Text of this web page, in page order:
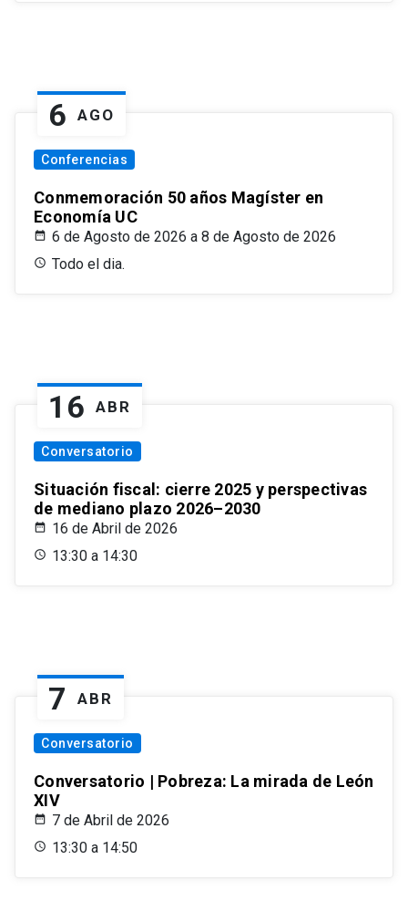
6 AGO
Conferencias
Conmemoración 50 años Magíster en
Economía UC
6 de Agosto de 2026 a 8 de Agosto de 2026
Todo el dia.
16 ABR
Conversatorio
Situación fiscal: cierre 2025 y perspectivas
de mediano plazo 2026–2030
16 de Abril de 2026
13:30 a 14:30
7 ABR
Conversatorio
Conversatorio | Pobreza: La mirada de León
XIV
7 de Abril de 2026
13:30 a 14:50